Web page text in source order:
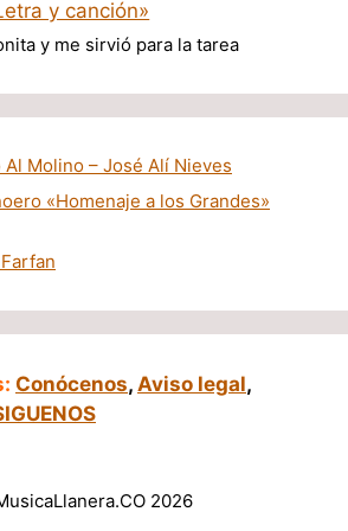
y canción»
y me sirvió para la tarea
Al Molino – José Alí Nieves
«Homenaje a los Grandes»
Conócenos, Aviso legal,
2026